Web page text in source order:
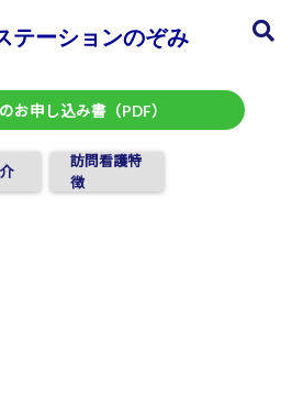
テーションのぞみ
お申し込み書（PDF）
訪問看護特
徴